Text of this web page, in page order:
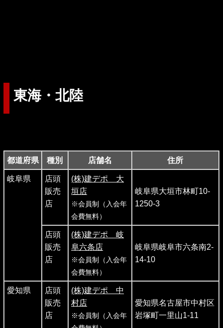
東海・北陸
都道府県 種別 店舗名 住所
岐阜県
店頭
販売
店
(株)建デポ 大
垣店
※会員制（入会年
会費無料）
岐阜県大垣市林町10-
1250-3
店頭
販売
店
(株)建デポ 岐
阜六条店
※会員制（入会年
会費無料）
岐阜県岐阜市六条南2-
14-10
愛知県
店頭
販売
店
(株)建デポ 中
村店
※会員制（入会年
愛知県名古屋市中村区
岩塚町一里山1-11